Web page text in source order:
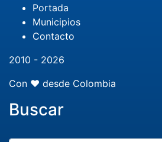
Portada
Municipios
Contacto
2010 - 2026
Con ❤️ desde Colombia
Buscar